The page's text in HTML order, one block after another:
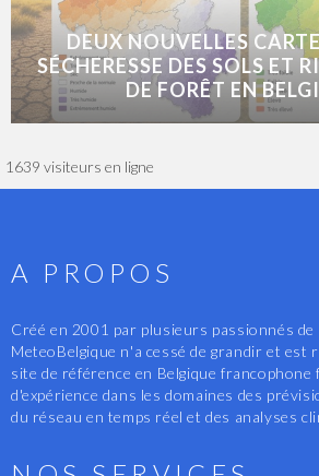
DEUX NOUVELLES
SÉCHERESSE DES SOLS ET
DE FORÊT EN
1639 visiteurs en ligne
A PROPOS
Créé en 2001 par plusieurs passionnés de
MeteoBelgique n'a cessé de grandir et est
site de référence en Belgique francophone
d'expérience dans les domaines des
du réseau en temps réel et des analyses